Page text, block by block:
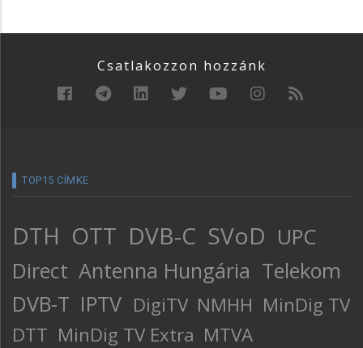
Csatlakozzon hozzánk
TOP15 CÍMKE
DTH OTT DVB-C SVoD UPC
Direct Antenna Hungária Telekom
DVB-T IPTV DigiTV NMHH MinDig TV
DTT MinDig TV Extra MTVA